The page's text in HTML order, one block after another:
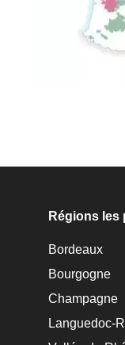
Régions les
Bordeaux
Bourgogne
Champagne
Languedoc-